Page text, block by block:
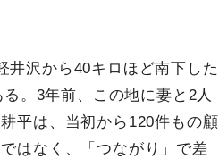
井沢から40キロほど南下した
。3年前、この地に妻と2人
平は、当初から120件もの顧
はなく、「つながり」で差